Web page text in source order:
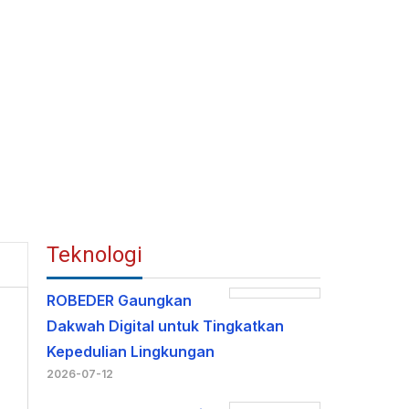
Teknologi
ROBEDER Gaungkan
Dakwah Digital untuk Tingkatkan
Kepedulian Lingkungan
2026-07-12